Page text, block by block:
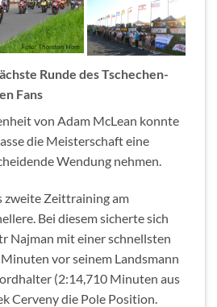
Runde des Tschechen-
Fans
von Adam McLean konnte
die Meisterschaft eine
Wendung nehmen.
zweite Zeittraining am
Bei diesem sicherte sich
Najman mit einer schnellsten
vor seinem Landsmann
(2:14,710 Minuten aus
Cerveny die Pole Position.